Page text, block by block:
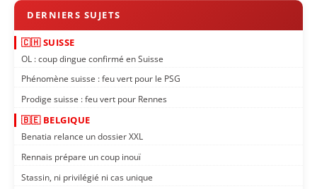
🇨🇭 SUISSE
OL : coup dingue confirmé en Suisse
Phénomène suisse : feu vert pour le PSG
Prodige suisse : feu vert pour Rennes
🇧🇪 BELGIQUE
Benatia relance un dossier XXL
Rennais prépare un coup inouï
Stassin, ni privilégié ni cas unique